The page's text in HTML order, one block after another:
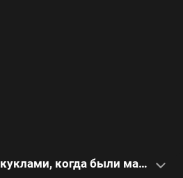
Играли бумажными куклами, когда были маленькими? Этот тренд из 90-х снова популярен. Видео